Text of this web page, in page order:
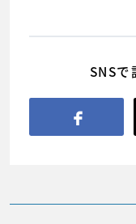
SNSで